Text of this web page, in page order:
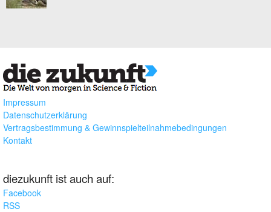
Impressum
Datenschutzerklärung
Vertragsbestimmung & Gewinnspielteilnahmebedingungen
Kontakt
diezukunft ist auch auf:
Facebook
RSS